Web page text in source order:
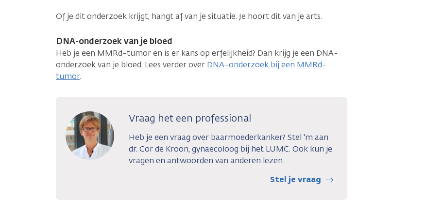
Of je dit onderzoek krijgt, hangt af van je situatie. Je hoort dit van je arts.
DNA-onderzoek van je bloed
Heb je een MMRd-tumor en is er kans op erfelijkheid? Dan krijg je een DNA-
onderzoek van je bloed. Lees verder over DNA-onderzoek bij een MMRd-
tumor.
Vraag het een professional
Heb je een vraag over baarmoederkanker? Stel 'm aan
dr. Cor de Kroon, gynaecoloog bij het LUMC. Ook kun je
vragen en antwoorden van anderen lezen.
Stel je vraag